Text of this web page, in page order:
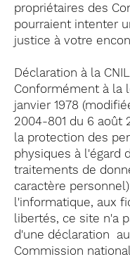
propriétaires des
pourraient intenter
justice à votre
Déclaration à la
Conformément à la
janvier 1978
2004-801 du 6 août
la protection des
physiques à l'égard
traitements de
caractère
l'informatique, aux
libertés, ce site n'a
d'une déclaration
Commission